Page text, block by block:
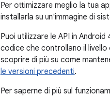
Per ottimizzare meglio la tua
installarla su un'immagine di
Puoi utilizzare le API in
codice che controllano il livello
scoprire di più su come
le versioni precedenti.
Per saperne di più sul